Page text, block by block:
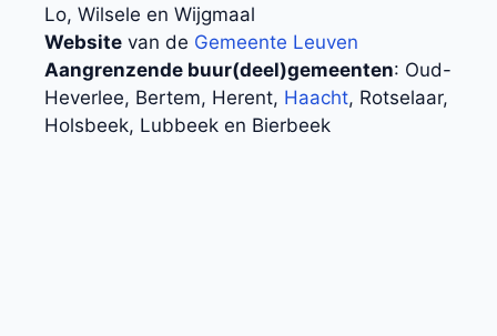
Lo, Wilsele en Wijgmaal
Website van de Gemeente Leuven
Aangrenzende buur(deel)gemeenten: Oud-
Heverlee, Bertem, Herent, Haacht, Rotselaar,
Holsbeek, Lubbeek en Bierbeek